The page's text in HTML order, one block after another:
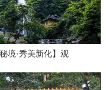
秘境·秀美新化】观